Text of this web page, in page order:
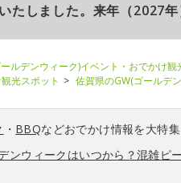
たしました。来年（2027年
ルデンウィーク)イベント・おでかけ観
光スポット
佐賀県のGW(ゴールデ
・ BBQなどおでかけ情報を大特集
ンウィークはいつから？混雑ピ